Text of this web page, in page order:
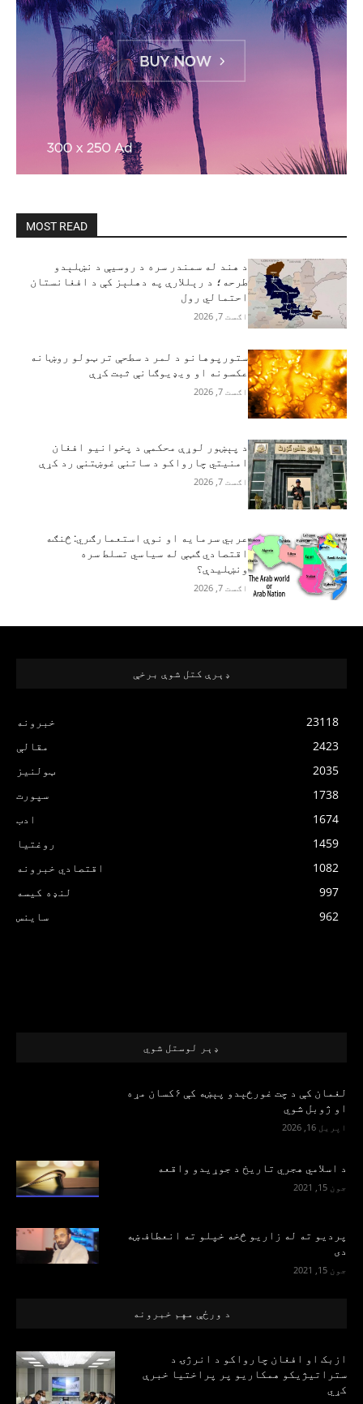
MOST READ
د هند له سمندر سره د روسیې د نښلېدو
طرحه؛ د رېللارې په دهلېز کې د افغانستان
احتمالي رول
اګست 7, 2026
ستورپوهانو د لمر د سطحې تر ټولو روښانه
عکسونه او ویډیوګانې ثبت کړې
اګست 7, 2026
د پېښور لوړې محکمې د پخوانیو افغان
امنیتي چارواکو د ساتنې غوښتنې رد کړې
اګست 7, 2026
عربي سرمایه او نوې استعمارګري: څنګه
اقتصادي ګټې له سیاسي تسلط سره
ونښلیدې؟
اګست 7, 2026
ډېرې کتل شوې برخې
خبرونه
23118
مقالې
2423
ټولنیز
2035
سپورت
1738
ادب
1674
روغتیا
1459
اقتصادي خبرونه
1082
لنډه کیسه
997
ساینس
962
ډېر لوستل شوي
لغمان کې د چت غورځېدو پېښه کې ۶کسان مړه
او ژوبل شوي
اپریل 16, 2026
د اسلامي هجري تاریخ د جوړیدو واقعه
جون 15, 2021
پرديو ته له زاريو څخه خپلو ته انعطاف ښه
دی
جون 15, 2021
د ورځې مهم خبرونه
ازبک او افغان چارواکو د انرژۍ د
ستراتیژیکو همکاریو پر پراختیا خبرې
کړي